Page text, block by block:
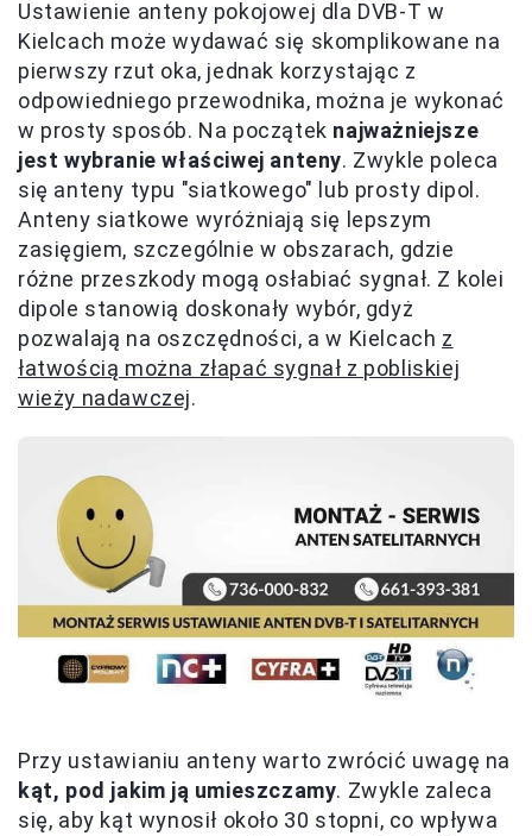
Ustawienie anteny pokojowej dla DVB-T w
Kielcach może wydawać się skomplikowane na
pierwszy rzut oka, jednak korzystając z
odpowiedniego przewodnika, można je wykonać
w prosty sposób. Na początek najważniejsze
jest wybranie właściwej anteny. Zwykle poleca
się anteny typu "siatkowego" lub prosty dipol.
Anteny siatkowe wyróżniają się lepszym
zasięgiem, szczególnie w obszarach, gdzie
różne przeszkody mogą osłabiać sygnał. Z kolei
dipole stanowią doskonały wybór, gdyż
pozwalają na oszczędności, a w Kielcach z
łatwością można złapać sygnał z pobliskiej
wieży nadawczej.
Przy ustawianiu anteny warto zwrócić uwagę na
kąt, pod jakim ją umieszczamy. Zwykle zaleca
się, aby kąt wynosił około 30 stopni, co wpływa